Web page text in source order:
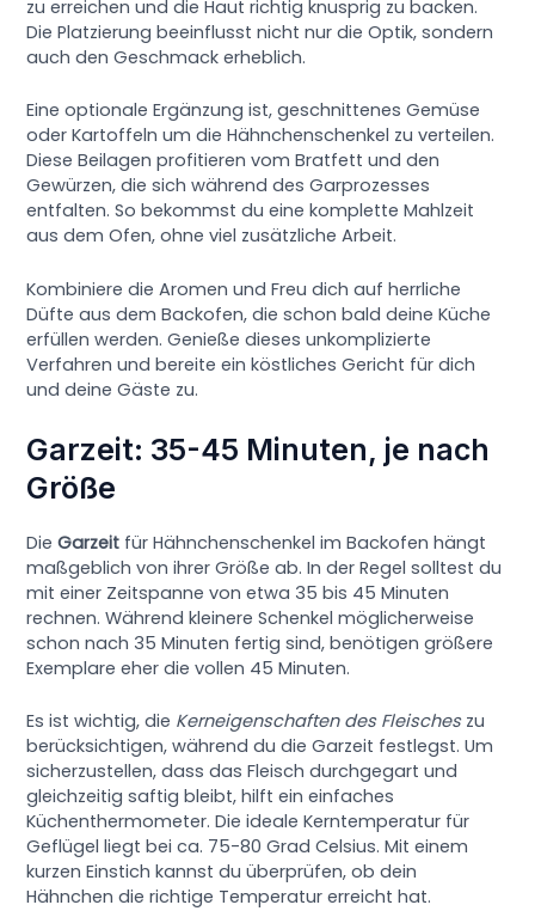
zu erreichen und die Haut richtig knusprig zu backen.
Die Platzierung beeinflusst nicht nur die Optik, sondern
auch den Geschmack erheblich.
Eine optionale Ergänzung ist, geschnittenes Gemüse
oder Kartoffeln um die Hähnchenschenkel zu verteilen.
Diese Beilagen profitieren vom Bratfett und den
Gewürzen, die sich während des Garprozesses
entfalten. So bekommst du eine komplette Mahlzeit
aus dem Ofen, ohne viel zusätzliche Arbeit.
Kombiniere die Aromen und Freu dich auf herrliche
Düfte aus dem Backofen, die schon bald deine Küche
erfüllen werden. Genieße dieses unkomplizierte
Verfahren und bereite ein köstliches Gericht für dich
und deine Gäste zu.
Garzeit: 35-45 Minuten, je nach
Größe
DieGarzeit für Hähnchenschenkel im Backofen hängt
maßgeblich von ihrer Größe ab. In der Regel solltest du
mit einer Zeitspanne von etwa 35 bis 45 Minuten
rechnen. Während kleinere Schenkel möglicherweise
schon nach 35 Minuten fertig sind, benötigen größere
Exemplare eher die vollen 45 Minuten.
Es ist wichtig, die Kerneigenschaften des Fleischeszu
berücksichtigen, während du die Garzeit festlegst. Um
sicherzustellen, dass das Fleisch durchgegart und
gleichzeitig saftig bleibt, hilft ein einfaches
Küchenthermometer. Die ideale Kerntemperatur für
Geflügel liegt bei ca. 75-80 Grad Celsius. Mit einem
kurzen Einstich kannst du überprüfen, ob dein
Hähnchen die richtige Temperatur erreicht hat.